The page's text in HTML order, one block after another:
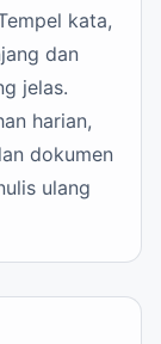
kata,
dan
jelas.
harian,
dokumen
ulang